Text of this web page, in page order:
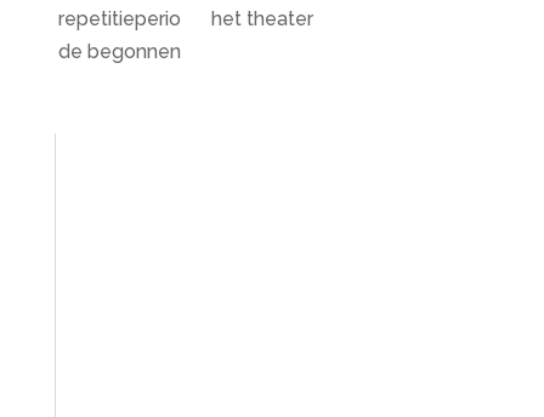
repetitieperio
de begonnen
het theater